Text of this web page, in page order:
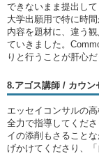
できないまま提出して
大学出願用で特に時
内容を題材に、違う
ていきました。
りと行うことが肝心だ
8.アゴス講師 / カウン
エッセイコンサルの
全力で指導してくだ
イの添削もさること
げかけてくださり、